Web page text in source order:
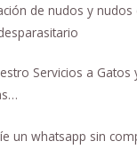
de nudos y nudos
Servicios a Gatos
un whatsapp sin